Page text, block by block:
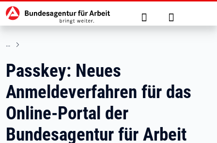
zu den Hauptinhalten springen
Hauptnavigation Suche Anmelden
Passkey: Neues
Anmeldeverfahren für das
Online-Portal der
Bundesagentur für Arbeit